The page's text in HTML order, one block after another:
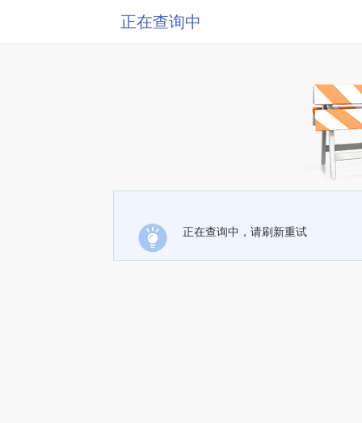
正在查询中
正在查询中，请刷新重试